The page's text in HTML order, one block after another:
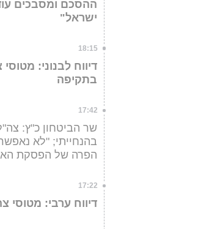
ההסכם ומסבכים
ישראל"
18:15
דיווח לבנוני:
בתקיפה
17:42
שר הביטחון כ"ץ:
בהנחייתי; "לא
הפרה של הפסקת
17:22
דיווח ערבי: מטוסי